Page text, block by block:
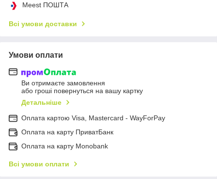
Meest ПОШТА
Всі умови доставки
Умови оплати
Ви отримаєте замовлення
або гроші повернуться на вашу картку
Детальніше
Оплата картою Visa, Mastercard - WayForPay
Оплата на карту ПриватБанк
Оплата на карту Monobank
Всі умови оплати